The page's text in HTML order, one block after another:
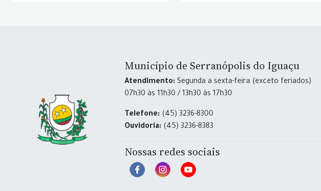
Município de Serranópolis do Iguaçu
Atendimento: Segunda a sexta-feira (exceto feriados)
07h30 às 11h30 / 13h30 às 17h30
Telefone: (45) 3236-8300
Ouvidoria: (45) 3236-8383
Nossas redes sociais